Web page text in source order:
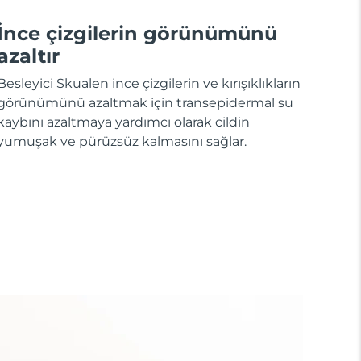
çizgilerin görünümünü
Skualen ince çizgilerin ve kırışıklıkların
azaltmak için transepidermal su
azaltmaya yardımcı olarak cildin
ve pürüzsüz kalmasını sağlar.